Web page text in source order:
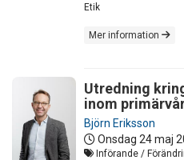
Etik
Mer information
Utredning
inom
Björn Eriksson
Onsdag 24 maj
Införande /